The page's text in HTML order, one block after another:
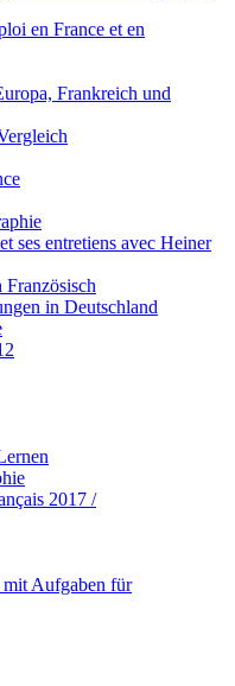
en France et en
Frankreich und
ses entretiens avec Heiner
in Deutschland
2017 /
Aufgaben für